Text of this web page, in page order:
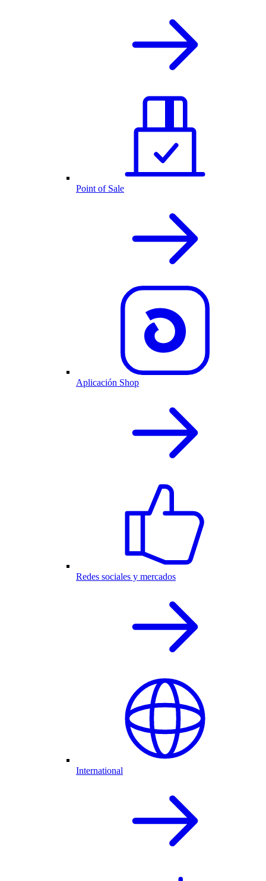
Point of Sale
Aplicación Shop
Redes sociales y mercados
International